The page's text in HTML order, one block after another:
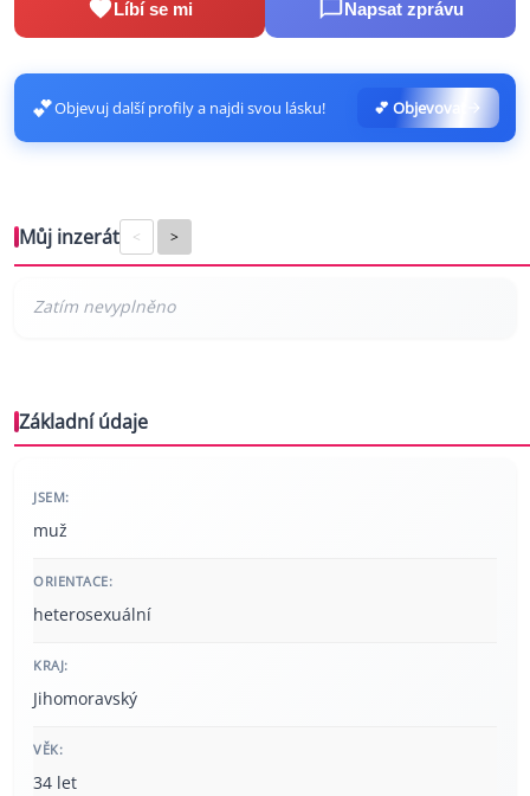
Líbí se mi Napsat zprávu
💕Objevuj další profily a najdi svou lásku! 💕 Objevovat
Můj inzerát < >
Základní údaje
JSEM:
muž
ORIENTACE:
heterosexuální
KRAJ:
Jihomoravský
VĚK:
34 let